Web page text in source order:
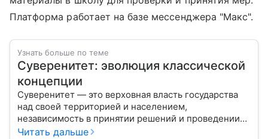
Платформа работает на базе мессенджера "Макс".
Узнать больше по теме
Суверенитет: эволюция классической
концепции
Суверенитет — это верховная власть государства
над своей территорией и населением,
независимость в принятии решений и проведении
внешней политики.
Читать дальше